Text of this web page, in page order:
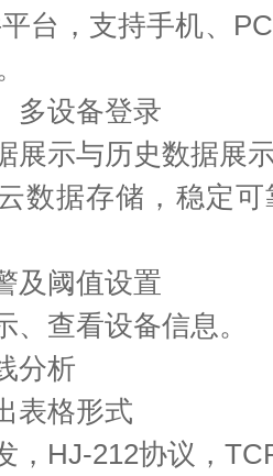
台，支持手机、
多设备登录
展示与历史数据展
数据存储，稳定
及阈值设置
、查看设备信息。
分析
表格形式
，HJ-212协议，